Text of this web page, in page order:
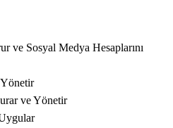
ve Sosyal Medya Hesaplarını
ve Yönetir